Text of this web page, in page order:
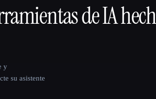
de IA
y
su asistente